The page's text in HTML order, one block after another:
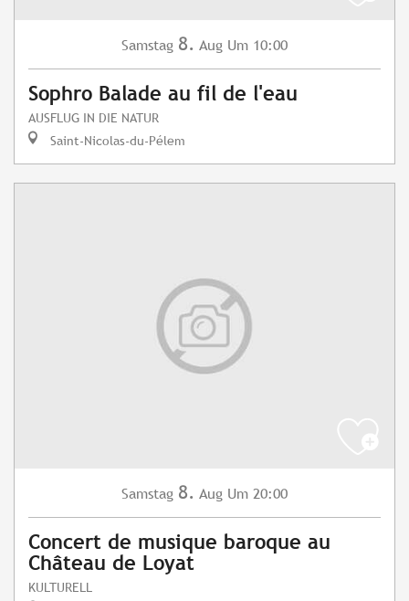
Samstag 8. Aug Um 10:00
Sophro Balade au fil de l'eau
AUSFLUG IN DIE NATUR
Saint-Nicolas-du-Pélem
Samstag 8. Aug Um 20:00
Concert de musique baroque au
Château de Loyat
KULTURELL